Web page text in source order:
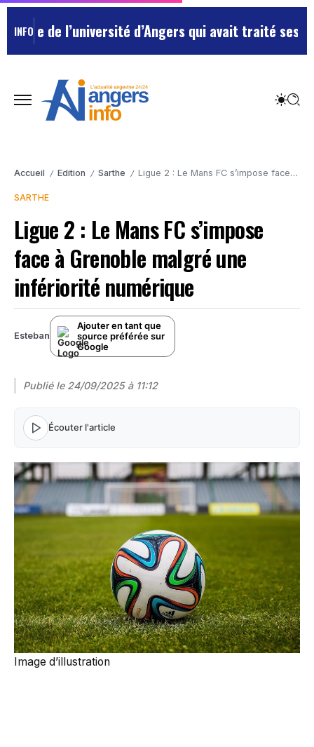
INFO
de l’université d’Angers qui avait traité ses chefs
Accueil / Edition / Sarthe / Ligue 2 : Le Mans FC s’impose face à Grenoble malgré une infériorité numérique
SARTHE
Ligue 2 : Le Mans FC s’impose
face à Grenoble malgré une
infériorité numérique
Esteban
Ajouter en tant que
source préférée sur
Google
Publié le 24/09/2025 à 11:12
Écouter l'article
Image d’illustration